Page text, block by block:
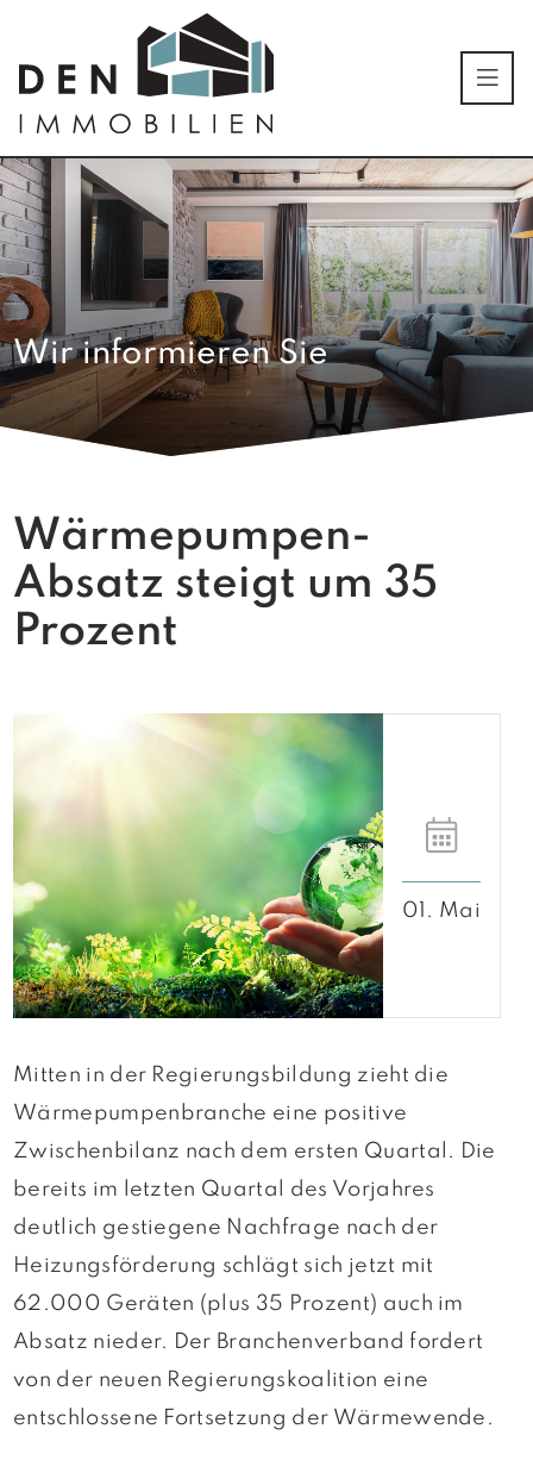
Wir informieren Sie
Wärmepumpen-
Absatz steigt um 35
Prozent
01. Mai
Mitten in der Regierungsbildung zieht die
Wärmepumpenbranche eine positive
Zwischenbilanz nach dem ersten Quartal. Die
bereits im letzten Quartal des Vorjahres
deutlich gestiegene Nachfrage nach der
Heizungsförderung schlägt sich jetzt mit
62.000 Geräten (plus 35 Prozent) auch im
Absatz nieder. Der Branchenverband fordert
von der neuen Regierungskoalition eine
entschlossene Fortsetzung der Wärmewende.